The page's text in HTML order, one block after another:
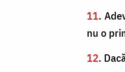
11.
nu o
12.